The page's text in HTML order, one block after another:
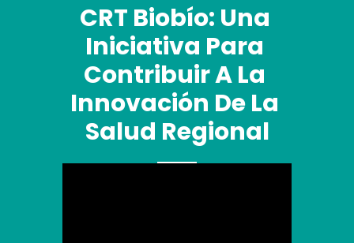
CRT Biobío: Una
Iniciativa Para
Contribuir A La
Innovación De La
Salud Regional